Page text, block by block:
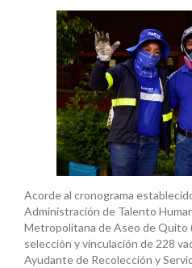
Acorde al cronograma
Administración de Talento
Metropolitana de Aseo de Quito
selección y vinculación de 228
Ayudante de Recolección y